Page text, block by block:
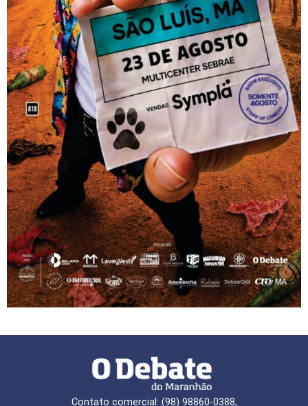
Contato comercial: (98) 98860-0388,